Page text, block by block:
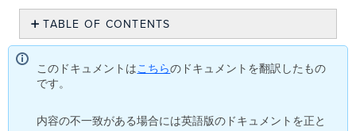
Save
PDF
TABLE OF CONTENTS
API
ー
の
動
このドキュメントはこちらのドキュメントを翻訳したもの
です。
内容の不一致がある場合には英語版のドキュメントを正と